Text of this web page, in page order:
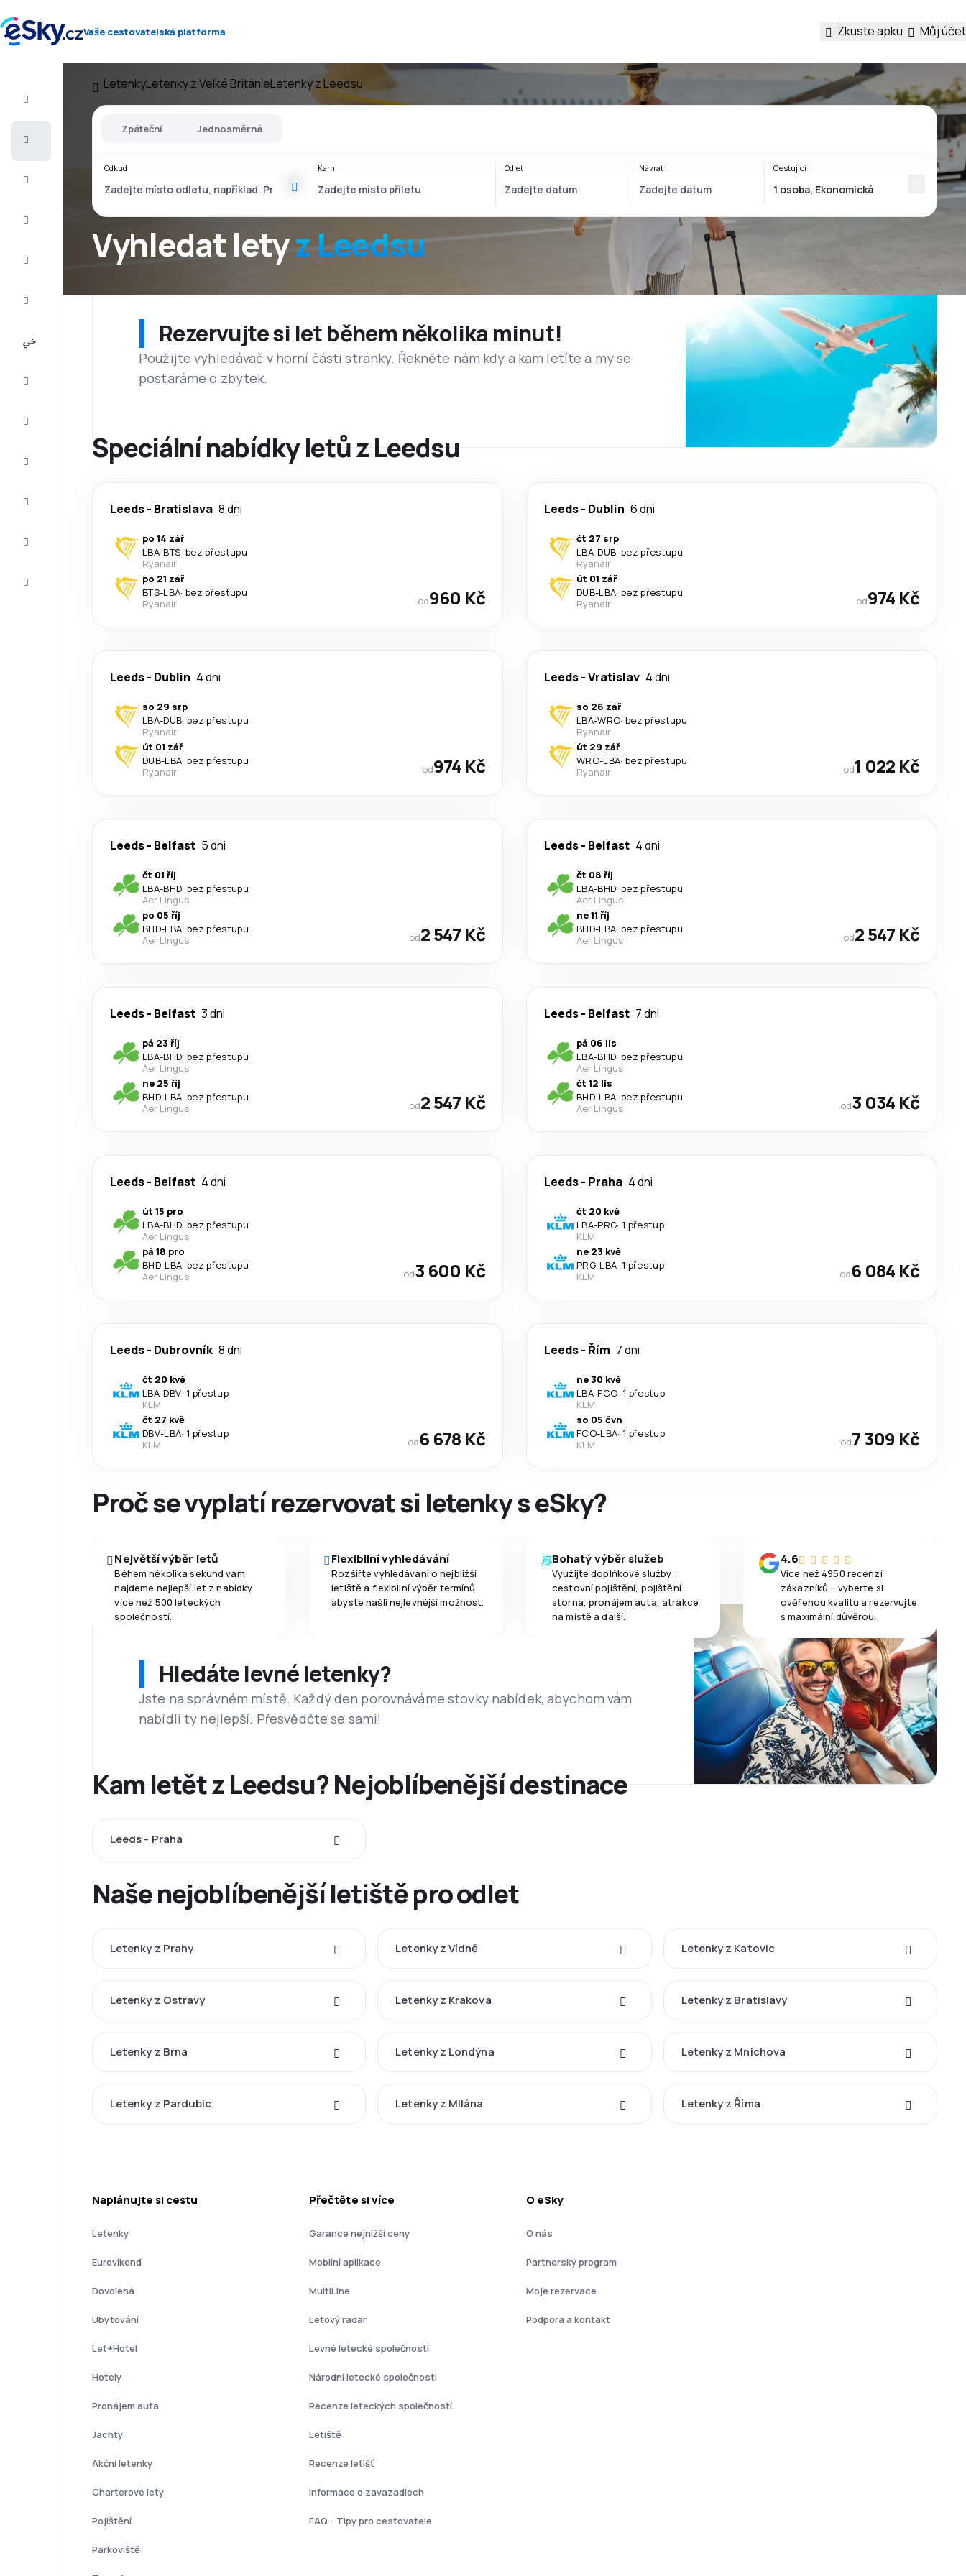
Vaše cestovatelská platforma Zkuste apku Můj účet
LetenkyLetenky z Velké BritánieLetenky z Leedsu
Vyhledat letyz Leedsu
Zpáteční Jednosměrná
Odkud Kam Odlet Návrat Cestující
Rezervujte si let během několika minut!
Použijte vyhledávač v horní části stránky. Řekněte nám kdy a kam letíte a my se
postaráme o zbytek.
Speciální nabídky letů z Leedsu
Leeds- Bratislava 8 dni
po 14 zář
LBA-BTS· bez přestupu
Ryanair
po 21 zář
BTS-LBA· bez přestupu
Ryanair
od960 Kč
Leeds- Dublin 6 dni
čt 27 srp
LBA-DUB· bez přestupu
Ryanair
út 01 zář
DUB-LBA· bez přestupu
Ryanair
od974 Kč
Leeds- Dublin 4 dni
so 29 srp
LBA-DUB· bez přestupu
Ryanair
út 01 zář
DUB-LBA· bez přestupu
Ryanair
od974 Kč
Leeds-Vratislav 4 dni
so 26 zář
LBA-WRO· bez přestupu
Ryanair
út 29 zář
WRO-LBA· bez přestupu
Ryanair
od1 022 Kč
Leeds- Belfast 5 dni
čt 01 říj
LBA-BHD· bez přestupu
Aer Lingus
po 05 říj
BHD-LBA· bez přestupu
Aer Lingus
od2 547 Kč
Leeds- Belfast 4 dni
čt 08 říj
LBA-BHD· bez přestupu
Aer Lingus
ne 11 říj
BHD-LBA· bez přestupu
Aer Lingus
od2 547 Kč
Leeds- Belfast 3 dni
pá 23 říj
LBA-BHD· bez přestupu
Aer Lingus
ne 25 říj
BHD-LBA· bez přestupu
Aer Lingus
od2 547 Kč
Leeds- Belfast 7 dni
pá 06 lis
LBA-BHD· bez přestupu
Aer Lingus
čt 12 lis
BHD-LBA· bez přestupu
Aer Lingus
od3 034 Kč
Leeds- Belfast 4 dni
út 15 pro
LBA-BHD· bez přestupu
Aer Lingus
pá 18 pro
BHD-LBA· bez přestupu
Aer Lingus
od3 600 Kč
Leeds- Praha 4 dni
čt 20 kvě
LBA-PRG· 1 přestup
KLM
ne 23 kvě
PRG-LBA· 1 přestup
KLM
od6 084 Kč
Leeds- Dubrovník 8 dni
čt 20 kvě
LBA-DBV· 1 přestup
KLM
čt 27 kvě
DBV-LBA· 1 přestup
KLM
od6 678 Kč
Leeds- Řím 7 dni
ne 30 kvě
LBA-FCO· 1 přestup
KLM
so 05 čvn
FCO-LBA· 1 přestup
KLM
od7 309 Kč
Proč se vyplatí rezervovat si letenky s eSky?
Největší výběr letů
Během několika sekund vám
najdeme nejlepší let z nabídky
více než 500 leteckých
společností.
Flexibilní vyhledávání
Rozšiřte vyhledávání o nejbližší
letiště a flexibilní výběr termínů,
abyste našli nejlevnější možnost.
Bohatý výběr služeb
Využijte doplňkové služby:
cestovní pojištění, pojištění
storna, pronájem auta, atrakce
na místě a další.
4.6
Více než 4950 recenzí
zákazníků – vyberte si
ověřenou kvalitu a rezervujte
s maximální důvěrou.
Hledáte levné letenky?
Jste na správném místě. Každý den porovnáváme stovky nabídek, abychom vám
nabídli ty nejlepší. Přesvědčte se sami!
Kam letět z Leedsu? Nejoblíbenější destinace
Leeds - Praha
Naše nejoblíbenější letiště pro odlet
Letenky z Prahy Letenky z Vídně Letenky z Katovic
Letenky z Ostravy Letenky z Krakova Letenky z Bratislavy
Letenky z Brna Letenky z Londýna Letenky z Mnichova
Letenky z Pardubic Letenky z Milána Letenky z Říma
Naplánujte si cestu
Letenky
Eurovíkend
Dovolená
Ubytování
Let+Hotel
Hotely
Pronájem auta
Jachty
Akční letenky
Charterové lety
Pojištění
Parkoviště
Přečtěte si více
Garance nejnižší ceny
Mobilní aplikace
MultiLine
Letový radar
Levné letecké společnosti
Národní letecké společnosti
Recenze leteckých společností
Letiště
Recenze letišť
Informace o zavazadlech
FAQ - Tipy pro cestovatele
O eSky
O nás
Partnerský program
Moje rezervace
Podpora a kontakt